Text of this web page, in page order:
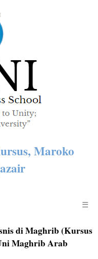
Maroko
☰
di Maghrib (Kursus
Maghrib Arab